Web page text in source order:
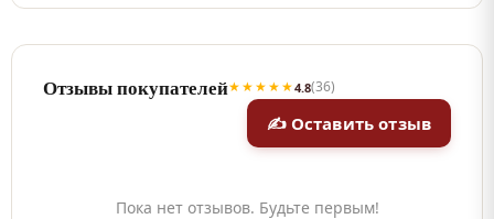
Отзывы покупателей★★★★★4.8(36)
✍ Оставить отзыв
Пока нет отзывов. Будьте первым!